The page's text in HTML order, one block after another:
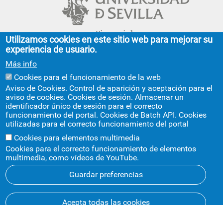
Cinco siglos
impulsando el
conocimiento
FACULTAD DE GEOGRAFÍA E HISTORIA
C/ Doña María de Padilla, s/n.
Sevilla 41004.
geografiaehistoria@us.es
954 55 13 40
+info
Aviso legal Protección de datos
Cookies
Utilizamos cookies en este sitio web para mejorar su
experiencia de usuario.
Más info
Cookies para el funcionamiento de la web
Aviso de Cookies. Control de aparición y aceptación para el
aviso de cookies. Cookies de sesión. Almacenar un
identificador único de sesión para el correcto
funcionamiento del portal. Cookies de Batch API. Cookies
utilizadas para el correcto funcionamiento del portal
Cookies para elementos multimedia
Cookies para el correcto funcionamiento de elementos
multimedia, como vídeos de YouTube.
Guardar preferencias
Acepta todas las cookies